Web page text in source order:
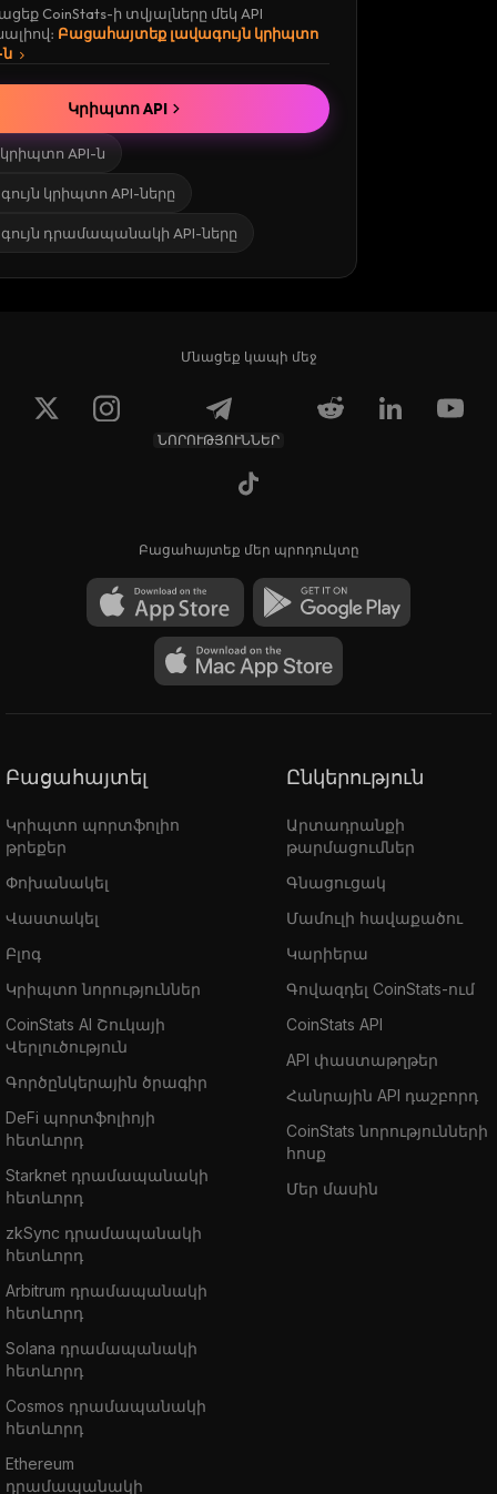
CoinStats-ի տվյալները մեկ API
Բացահայտեք լավագույն կրիպտո
ն
կրիպտո API-ն
կրիպտո API-ները
դրամապանակի API-ները
Կրիպտո API
Մնացեք կապի մեջ
ՆՈՐՈՒԹՅՈՒՆՆԵՐ
Բացահայտեք մեր պրոդուկտը
Բացահայտել
Կրիպտո պորտֆոլիո
թրեքեր
Փոխանակել
Վաստակել
Բլոգ
Կրիպտո նորություններ
CoinStats AI Շուկայի
Վերլուծություն
Գործընկերային ծրագիր
DeFi պորտֆոլիոյի
հետևորդ
Starknet դրամապանակի
հետևորդ
zkSync դրամապանակի
հետևորդ
Arbitrum դրամապանակի
հետևորդ
Solana դրամապանակի
հետևորդ
Cosmos դրամապանակի
հետևորդ
Ethereum
դրամապանակի
Ընկերություն
Արտադրանքի
թարմացումներ
Գնացուցակ
Մամուլի հավաքածու
Կարիերա
Գովազդել CoinStats-ում
CoinStats API
API փաստաթղթեր
Հանրային API դաշբորդ
CoinStats նորությունների
հոսք
Մեր մասին